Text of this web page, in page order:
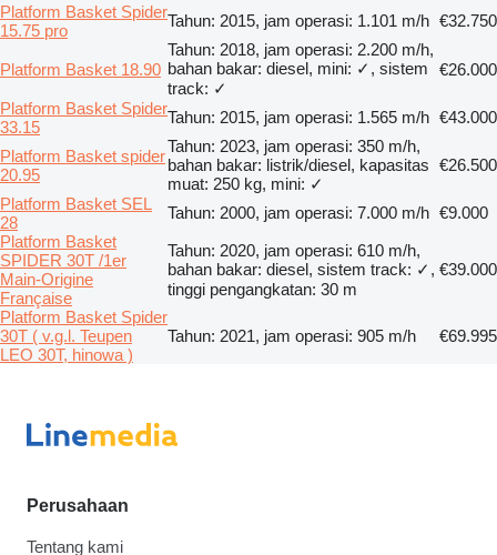
Platform Basket Spider
15.75 pro
Tahun: 2015, jam operasi: 1.101 m/h €32.750
Platform Basket 18.90
Tahun: 2018, jam operasi: 2.200 m/h,
bahan bakar: diesel, mini: ✓, sistem
track: ✓
€26.000
Platform Basket Spider
33.15
Tahun: 2015, jam operasi: 1.565 m/h €43.000
Platform Basket spider
20.95
Tahun: 2023, jam operasi: 350 m/h,
bahan bakar: listrik/diesel, kapasitas
muat: 250 kg, mini: ✓
€26.500
Platform Basket SEL
28
Tahun: 2000, jam operasi: 7.000 m/h €9.000
Platform Basket
SPIDER 30T /1er
Main-Origine
Française
Tahun: 2020, jam operasi: 610 m/h,
bahan bakar: diesel, sistem track: ✓,
tinggi pengangkatan: 30 m
€39.000
Platform Basket Spider
30T ( v.g.l. Teupen
LEO 30T, hinowa )
Tahun: 2021, jam operasi: 905 m/h €69.995
Perusahaan
Tentang kami